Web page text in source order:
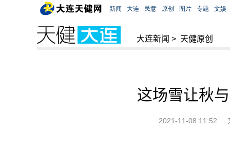
大连新闻 > 天健原创
这场雪让秋
2021-11-08 11:52